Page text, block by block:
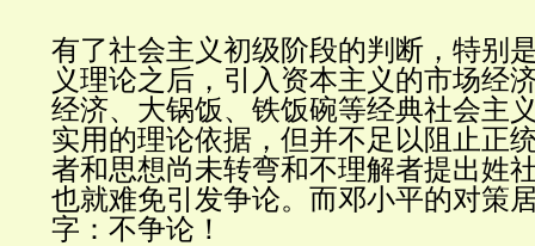
有了社会主义初级阶段的判断，特别
义理论之后，引入资本主义的市场经
经济、大锅饭、铁饭碗等经典社会主
实用的理论依据，但并不足以阻止正
者和思想尚未转弯和不理解者提出姓
也就难免引发争论。而邓小平的对策
字：不争论！